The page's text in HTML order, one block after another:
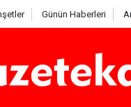
Günün Haberleri